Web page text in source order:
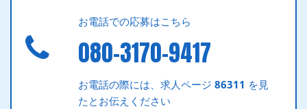
お電話での応募はこちら
080-3170-9417
お電話の際には、求人ページ86311 を見
たとお伝えください